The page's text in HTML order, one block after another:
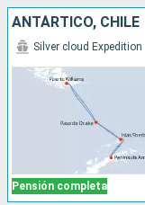
ANTÁRTICO, CHILE
Pensión completa
Silver cloud Expedition